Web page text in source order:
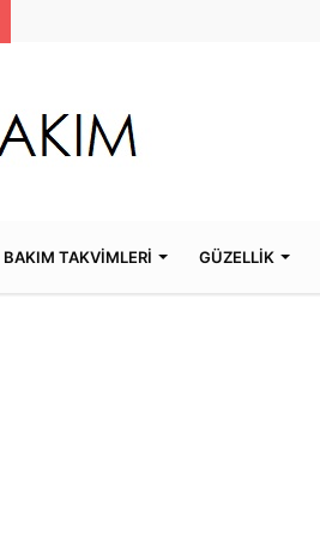
BAKIM TAKVİMLERİ GÜZELLİK